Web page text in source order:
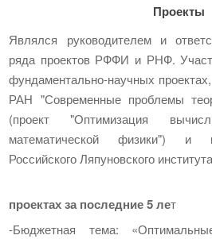
Проекты
Являлся руководителем и
ряда проектов РФФИ и РНФ.
фундаментально-научных
РАН "Современные проблемы
(проект "Оптимизация
математической физики") и
Российского Ляпуновского
проектах за последние 5 лет
-Бюджетная тема: